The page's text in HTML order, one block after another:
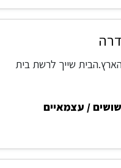
שייך לרשת בית
/ עצמאיים